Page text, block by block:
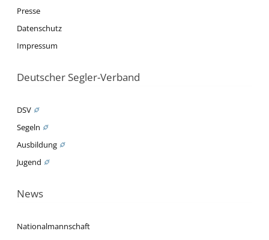
Presse
Datenschutz
Impressum
Deutscher Segler-Verband
DSV
Segeln
Ausbildung
Jugend
News
Nationalmannschaft